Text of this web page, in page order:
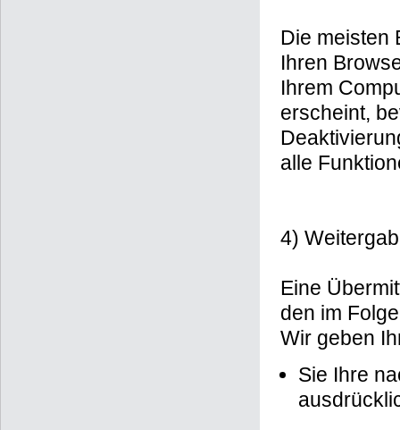
Die meisten
Ihren
Ihrem
erscheint,
alle
4)
Eine
den im
Wir geben
Sie Ihre